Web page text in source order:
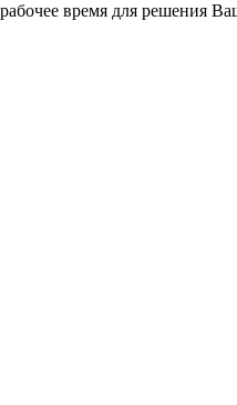
время для решения